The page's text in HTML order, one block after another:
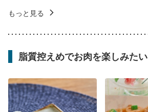
もっと見る
脂質控えめでお肉を楽しみたい